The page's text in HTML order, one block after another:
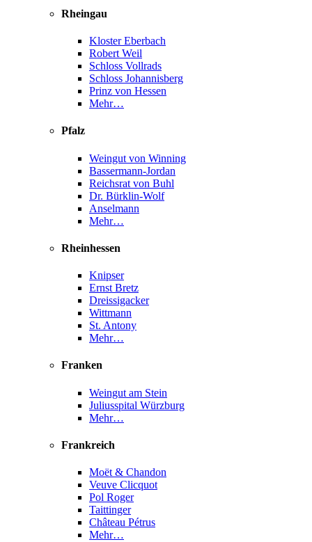
Rheingau
Kloster Eberbach
Robert Weil
Schloss Vollrads
Schloss Johannisberg
Prinz von Hessen
Mehr…
Pfalz
Weingut von Winning
Bassermann-Jordan
Reichsrat von Buhl
Dr. Bürklin-Wolf
Anselmann
Mehr…
Rheinhessen
Knipser
Ernst Bretz
Dreissigacker
Wittmann
St. Antony
Mehr…
Franken
Weingut am Stein
Juliusspital Würzburg
Mehr…
Frankreich
Moët & Chandon
Veuve Clicquot
Pol Roger
Taittinger
Château Pétrus
Mehr…